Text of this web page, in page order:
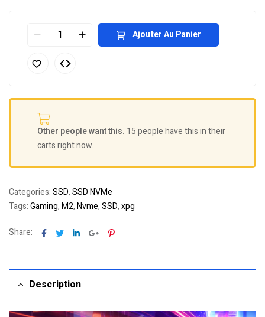
Ajouter Au Panier
Other people want this. 15 people have this in their
carts right now.
Categories:SSD,SSD NVMe
Tags:Gaming,M2,Nvme,SSD,xpg
Share: Facebook
TwitterLinkedinGoogle+Pinterest
Description